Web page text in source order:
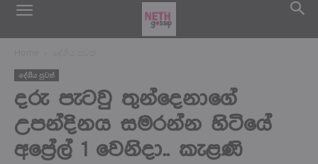
දේශිය පුවත්
දරු පැටවු තුන්දෙනාගේ
උපන්දිනය සමරන්න හිටියේ
අප්‍රේල් 1 වෙනිදා.. කැළණි